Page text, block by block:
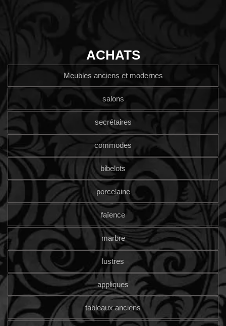
ACHATS
Meubles anciens et modernes
salons
secrétaires
commodes
bibelots
porcelaine
faïence
marbre
lustres
appliques
tableaux anciens